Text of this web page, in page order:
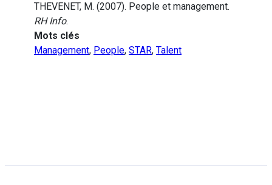
THEVENET, M. (2007). People et management.
RH Info.
Mots clés
Management, People, STAR, Talent